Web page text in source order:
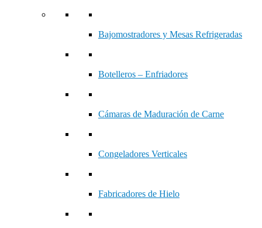
Bajomostradores y Mesas Refrigeradas
Botelleros – Enfriadores
Cámaras de Maduración de Carne
Congeladores Verticales
Fabricadores de Hielo